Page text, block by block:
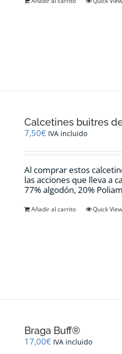
Calcetines buitres
7,50€ IVA incluido
Al comprar estos
las acciones que lleva a
77% algodón, 20%
Añadir al carrito Quick View
Braga Buff®
17,00€ IVA incluido